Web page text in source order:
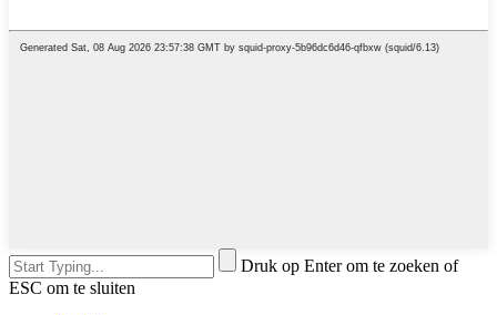
Druk op Enter om te zoeken of
ESC om te sluiten